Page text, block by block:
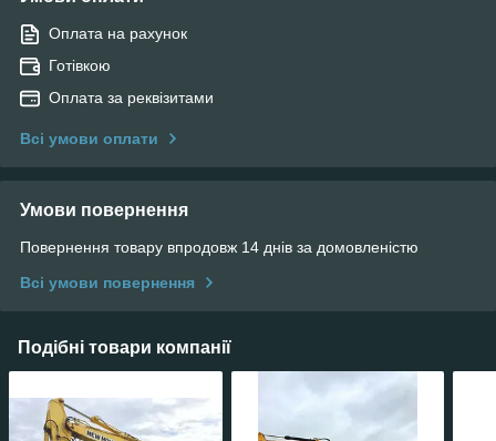
Оплата на рахунок
Готівкою
Оплата за реквізитами
Всі умови оплати
Умови повернення
Повернення товару впродовж 14 днів за домовленістю
Всі умови повернення
Подібні товари компанії